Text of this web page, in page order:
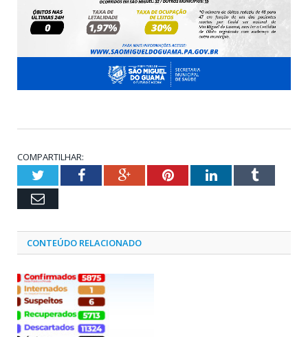
COMPARTILHAR:
TwitterFacebookGoogle+PinterestLinkedInTumblr
Email
CONTEÚDO RELACIONADO